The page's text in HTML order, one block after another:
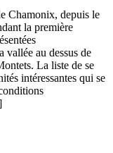
Chamonix, depuis le
la première
vallée au dessus de
La liste de se
intéressantes qui se